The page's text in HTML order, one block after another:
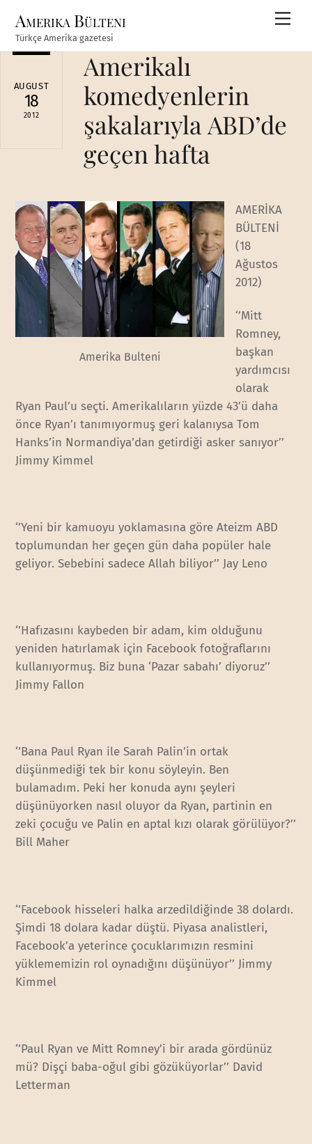
content
Amerika Bülteni
Türkçe Amerika gazetesi
AUGUST
18
2012
Amerikalı
komedyenlerin
şakalarıyla ABD’de
geçen hafta
Amerika Bulteni
AMERİKA
BÜLTENİ
(18
Ağustos
2012)
‘’Mitt
Romney,
başkan
yardımcısı
olarak
Ryan Paul’u seçti. Amerikalıların yüzde 43’ü daha
önce Ryan’ı tanımıyormuş geri kalanıysa Tom
Hanks’in Normandiya’dan getirdiği asker sanıyor’’
Jimmy Kimmel
‘’Yeni bir kamuoyu yoklamasına göre Ateizm ABD
toplumundan her geçen gün daha popüler hale
geliyor. Sebebini sadece Allah biliyor’’ Jay Leno
‘’Hafızasını kaybeden bir adam, kim olduğunu
yeniden hatırlamak için Facebook fotoğraflarını
kullanıyormuş. Biz buna ‘Pazar sabahı’ diyoruz’’
Jimmy Fallon
‘’Bana Paul Ryan ile Sarah Palin’in ortak
düşünmediği tek bir konu söyleyin. Ben
bulamadım. Peki her konuda aynı şeyleri
düşünüyorken nasıl oluyor da Ryan, partinin en
zeki çocuğu ve Palin en aptal kızı olarak görülüyor?’’
Bill Maher
‘’Facebook hisseleri halka arzedildiğinde 38 dolardı.
Şimdi 18 dolara kadar düştü. Piyasa analistleri,
Facebook’a yeterince çocuklarımızın resmini
yüklememizin rol oynadığını düşünüyor’’ Jimmy
Kimmel
‘’Paul Ryan ve Mitt Romney’i bir arada gördünüz
mü? Dişçi baba-oğul gibi gözüküyorlar’’ David
Letterman